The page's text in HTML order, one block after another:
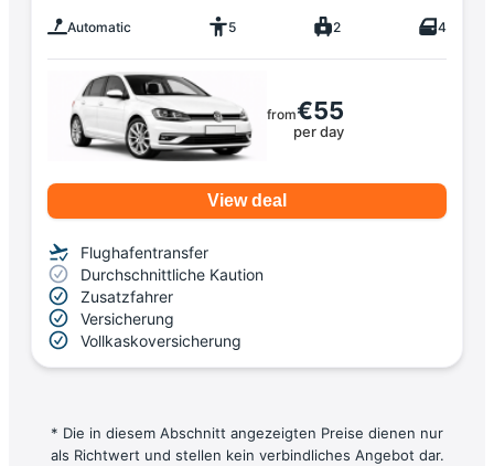
Automatic 5 2 4
from€55
per day
View deal
Flughafentransfer
Durchschnittliche Kaution
Zusatzfahrer
Versicherung
Vollkaskoversicherung
* Die in diesem Abschnitt angezeigten Preise dienen nur
als Richtwert und stellen kein verbindliches Angebot dar.